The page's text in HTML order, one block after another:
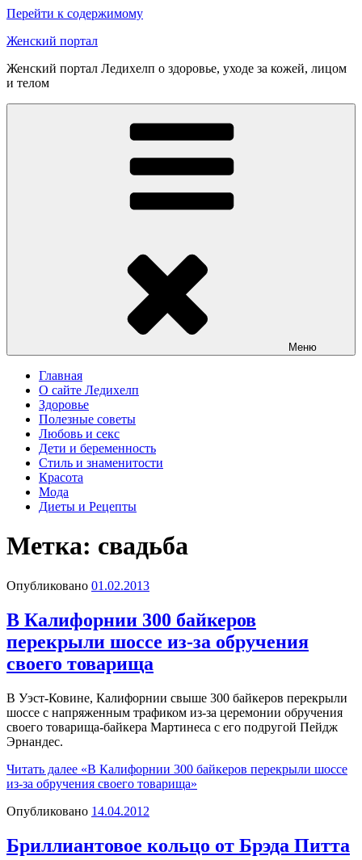
Перейти к содержимому
Женский портал
Женский портал Ледихелп о здоровье, уходе за кожей, лицом
и телом
Меню
Главная
О сайте Ледихелп
Здоровье
Полезные советы
Любовь и секс
Дети и беременность
Стиль и знаменитости
Красота
Мода
Диеты и Рецепты
Метка: свадьба
Опубликовано 01.02.2013
В Калифорнии 300 байкеров
перекрыли шоссе из-за обручения
своего товарища
В Уэст-Ковине, Калифорнии свыше 300 байкеров перекрыли
шоссе с напряженным трафиком из-за церемонии обручения
своего товарища-байкера Мартинеса с его подругой Пейдж
Эрнандес.
Читать далее «В Калифорнии 300 байкеров перекрыли шоссе
из-за обручения своего товарища»
Опубликовано 14.04.2012
Бриллиантовое кольцо от Брэда Питта